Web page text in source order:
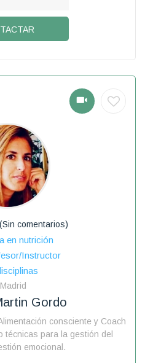
comentarios)
en nutrición
Instructor
Madrid
Gordo
consciente y Coach
técnicas para la gestión del
emocional.